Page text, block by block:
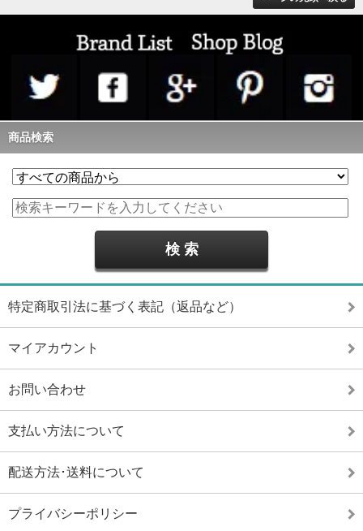
商品検索
特定商取引法に基づく表記（返品など）
マイアカウント
お問い合わせ
支払い方法について
配送方法･送料について
プライバシーポリシー